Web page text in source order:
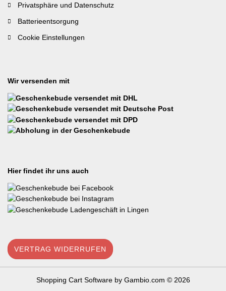
Privatsphäre und Datenschutz
Batterieentsorgung
Cookie Einstellungen
Wir versenden mit
Hier findet ihr uns auch
VERTRAG WIDERRUFEN
Shopping Cart Softwareby Gambio.com © 2026